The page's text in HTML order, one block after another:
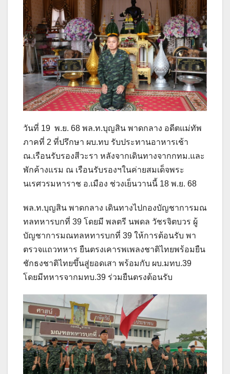
วันที่ 19 พ.ย. 68 พล.ท.บุญสิน พาดกลาง อดีตแม่ทัพ
ภาคที่ 2 ที่ปรึกษา ผบ.ทบ รับประทานอาหารเช้า
ณ.เรือนรับรองสีวะรา หลังจากเดินทางจากกทม.และ
พักค้างแรม ณ เรือนรับรองฯในค่ายสมเด็จพระ
นเรศวรมหาราช อ.เมือง ช่วงเย็นวานนี้ 18 พ.ย. 68
พล.ท.บุญสิน พาดกลาง เดินทางไปกองบัญชาการมณ
ทลทหารบกที่ 39 โดยมี พลตรี นพดล วัชรจิตบวร ผู้
บัญชาการมณทลหทารบกที่ 39 ให้การต้อนรับ พา
ตรวจแถวทหาร ยืนตรงเคารพเพลงชาติไทยพร้อมยืน
ชักธงชาติไทยขึ้นสู่ยอดเสา พร้อมกับ ผบ.มทบ.39
โดยมีทหารจากมทบ.39 ร่วมยืนตรงต้อนรับ